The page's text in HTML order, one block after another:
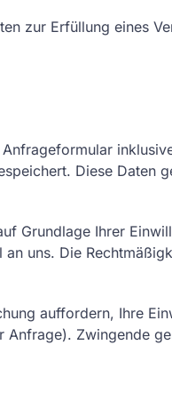
zur Erfüllung eines
Diese Daten
Grundlage Ihrer
uns. Die
auffordern, Ihre
Zwingende